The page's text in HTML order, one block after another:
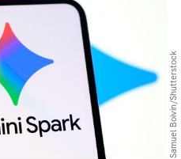
Samuel Boivin/Shutterstock